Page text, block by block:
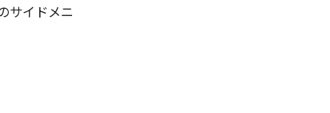
サイドメニ